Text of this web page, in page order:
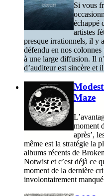
Si vous
échappé
artistes
presque irrationnels, il y
défendu en nos colonnes
à une large diffusion. Il
d’auditeur est sincère et
Maze
moment
après’,
même est la stratégie la
albums récents de
Notwist et c’est déjà ce
moment de la dernière
involontairement